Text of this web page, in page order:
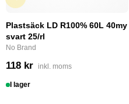
Plastsäck LD R100% 60L 40my
svart 25/rl
No Brand
118 kr inkl. moms
I lager